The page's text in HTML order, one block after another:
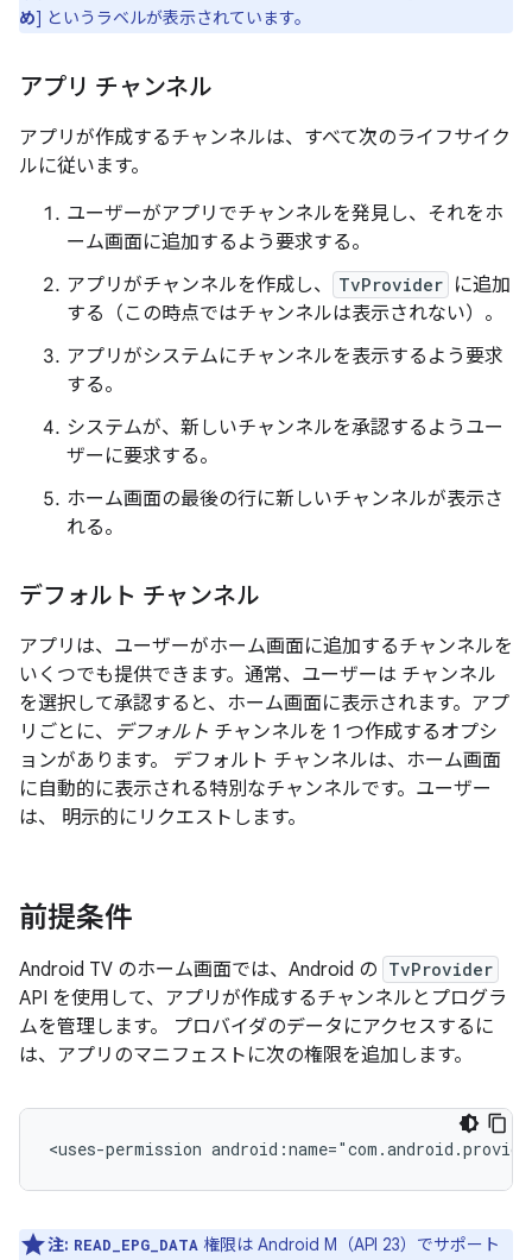
め] というラベルが表示されています。
アプリ チャンネル
アプリが作成するチャンネルは、すべて次のライフサイク
ルに従います。
ユーザーがアプリでチャンネルを発見し、それをホ
ーム画面に追加するよう要求する。
アプリがチャンネルを作成し、
TvProvider に追加
する（この時点ではチャンネルは表示されない）。
アプリがシステムにチャンネルを表示するよう要求
する。
システムが、新しいチャンネルを承認するようユー
ザーに要求する。
ホーム画面の最後の行に新しいチャンネルが表示さ
れる。
デフォルト チャンネル
アプリは、ユーザーがホーム画面に追加するチャンネルを
いくつでも提供できます。通常、ユーザーは チャンネル
を選択して承認すると、ホーム画面に表示されます。アプ
リごとに、
デフォルト チャンネルを 1 つ作成するオプシ
ョンがあります。 デフォルト チャンネルは、ホーム画面
に自動的に表示される特別なチャンネルです。ユーザー
は、 明示的にリクエストします。
前提条件
Android TV のホーム画面では、Android の TvProvider
API を使用して、アプリが作成するチャンネルとプログラ
ムを管理します。 プロバイダのデータにアクセスするに
は、アプリのマニフェストに次の権限を追加します。
<uses-permission
注: READ_EPG_DATA 権限は Android M（API 23）でサポート